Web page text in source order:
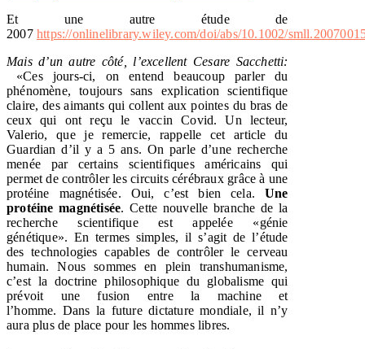
Et une autre étude de
2007 https://onlinelibrary.wiley.com/doi/abs/10.1002/
Mais d’un autre côté, l’excellent Cesare Sacchetti:
«Ces jours-ci, on entend beaucoup parler du
phénomène, toujours sans explication scientifique
claire, des aimants qui collent aux pointes du bras de
ceux qui ont reçu le vaccin Covid. Un lecteur,
Valerio, que je remercie, rappelle cet article du
Guardian d’il y a 5 ans. On parle d’une recherche
menée par certains scientifiques américains qui
permet de contrôler les circuits cérébraux grâce à une
protéine magnétisée. Oui, c’est bien cela. Une
protéine magnétisée. Cette nouvelle branche de la
recherche scientifique est appelée «génie
génétique». En termes simples, il s’agit de l’étude
des technologies capables de contrôler le cerveau
humain. Nous sommes en plein transhumanisme,
c’est la doctrine philosophique du globalisme qui
prévoit une fusion entre la machine et
l’homme. Dans la future dictature mondiale, il n’y
aura plus de place pour les hommes libres.